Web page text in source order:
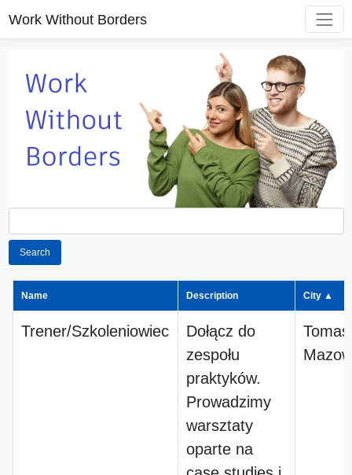
Work Without Borders
Search
Name Description City ▲
Trener/Szkoleniowiec
Dołącz do
zespołu
praktyków.
Prowadzimy
warsztaty
oparte na